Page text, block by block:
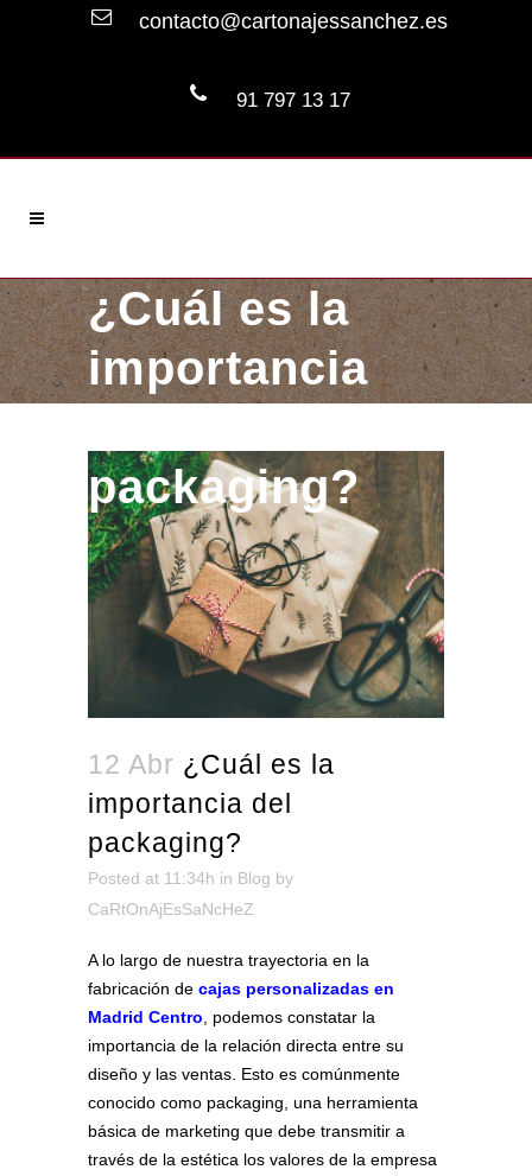
contacto@cartonajessanchez.es
91 797 13 17
¿Cuál es la
importancia
packaging?
12 Abr ¿Cuál es la
importancia del
packaging?
Posted at 11:34h in Blog by
CaRtOnAjEsSaNcHeZ
A lo largo de nuestra trayectoria en la
fabricación de cajas personalizadas en
Madrid Centro , podemos constatar la
importancia de la relación directa entre su
diseño y las ventas. Esto es comúnmente
conocido como packaging, una herramienta
básica de marketing que debe transmitir a
través de la estética los valores de la empresa